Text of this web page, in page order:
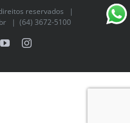
reservados |
| (64) 3672-5100
YouTubeInstagram